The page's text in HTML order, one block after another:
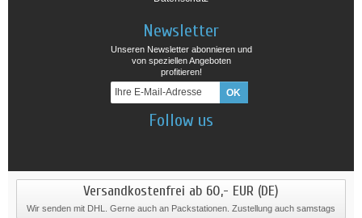
Newsletter
Unseren Newsletter abonnieren und
von speziellen Angeboten
profitieren!
Follow us
Versandkostenfrei ab 60,- EUR (DE)
Wir senden mit DHL. Gerne auch an Packstationen. Zustellung auch samstags